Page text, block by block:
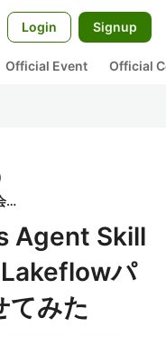
Login Signup
Official Event Official
データブリックス・ジャパン株式会社
Agent Skill
パ
てみた